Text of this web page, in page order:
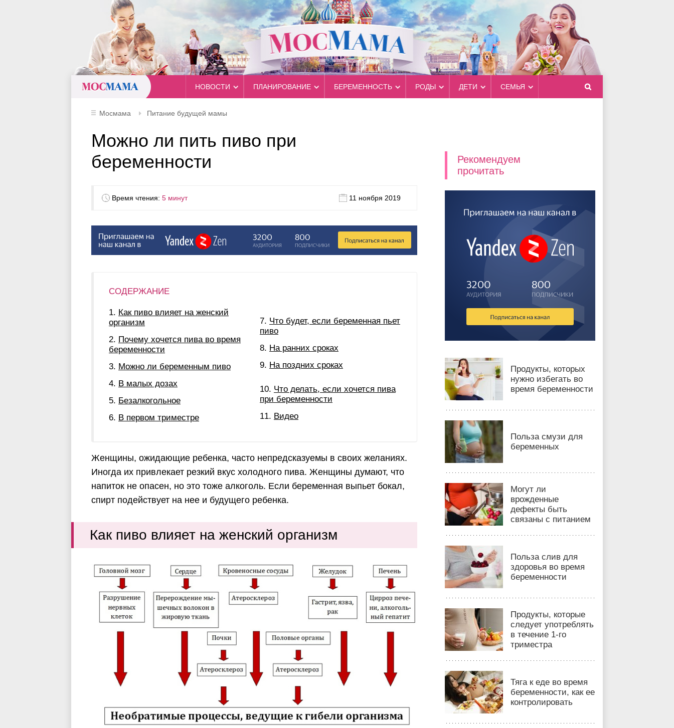
НОВОСТИ ПЛАНИРОВАНИЕ БЕРЕМЕННОСТЬ РОДЫ ДЕТИ СЕМЬЯ
Мосмама Питание будущей мамы
Можно ли пить пиво при
беременности
Время чтения: 5 минут 11 ноября 2019
СОДЕРЖАНИЕ
Как пиво влияет на женский
организм
Почему хочется пива во время
беременности
Можно ли беременным пиво
В малых дозах
Безалкогольное
В первом триместре
Что будет, если беременная пьет
пиво
На ранних сроках
На поздних сроках
Что делать, если хочется пива
при беременности
Видео
Женщины, ожидающие ребенка, часто непредсказуемы в своих желаниях.
Иногда их привлекает резкий вкус холодного пива. Женщины думают, что
напиток не опасен, но это тоже алкоголь. Если беременная выпьет бокал,
спирт подействует на нее и будущего ребенка.
Как пиво влияет на женский организм
Рекомендуем
прочитать
Продукты, которых
нужно избегать во
время беременности
Польза смузи для
беременных
Могут ли
врожденные
дефекты быть
связаны с питанием
Польза слив для
здоровья во время
беременности
Продукты, которые
следует употреблять
в течение 1-го
триместра
Тяга к еде во время
беременности, как ее
контролировать